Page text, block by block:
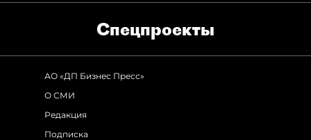
Спец­проекты
АО «ДП Бизнес Пресс»
О СМИ
Редакция
Подписка